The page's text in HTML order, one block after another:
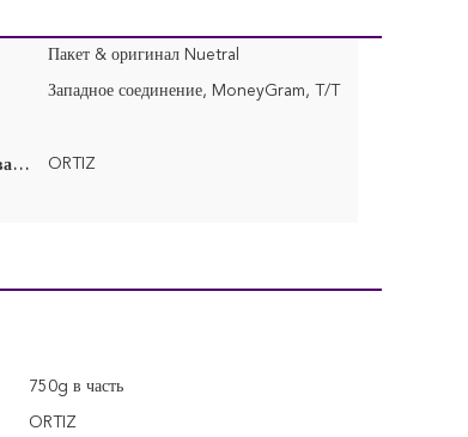
Пакет & оригинал Nuetral
Западное соединение, MoneyGram, T/T
Фирменное наименование: ORTIZ
750g в часть
ORTIZ